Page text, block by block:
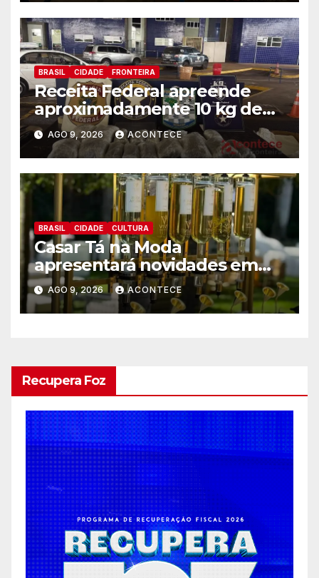
BRASIL CIDADE FRONTEIRA
Receita Federal apreende
aproximadamente 10 kg de
substância análoga ao
capulho
AGO 9, 2026 ACONTECE
BRASIL CIDADE CULTURA
Casar Tá na Moda
apresentará novidades em
entretenimento para
casamentos e festas de
debutantes
AGO 9, 2026 ACONTECE
Recupera Foz